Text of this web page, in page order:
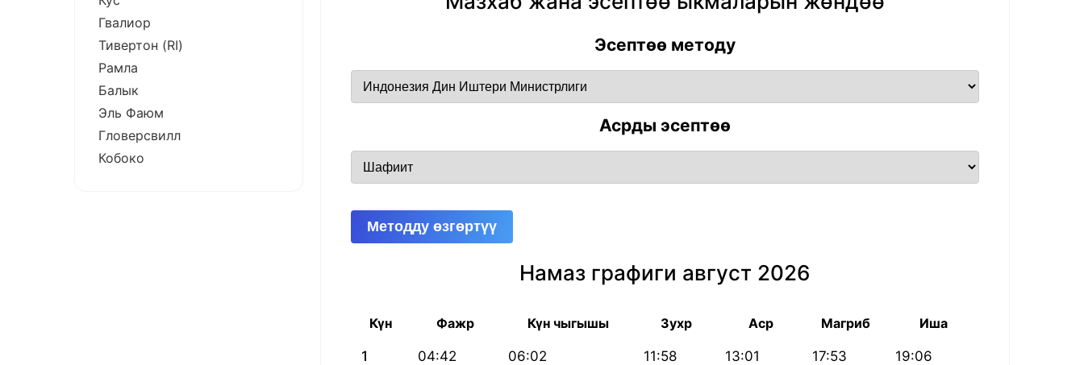
Эсептөө методу
Асрды эсептөө
Методду өзгөртүү
Намаз графиги август 2026
Күн Фажр Күн чыгышы Зухр Аср Магриб Иша
1 04:42 06:02 11:58 13:01 17:53 19:06
Гвалиор
Тивертон (RI)
Рамла
Балык
Эль Фаюм
Гловерсвилл
Кобоко